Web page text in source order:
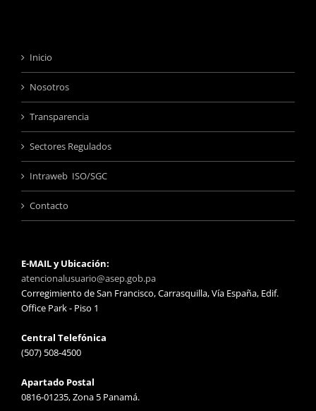
Inicio
Nosotros
Transparencia
Sectores Regulados
Intraweb ISO/SGC
Contacto
E-MAIL y Ubicación:
atencionalusuario@asep.gob.pa
Corregimiento de San Francisco, Carrasquilla, Vía España, Edif.
Office Park - Piso 1
Central Telefónica
(507) 508-4500
Apartado Postal
0816-01235, Zona 5 Panamá.